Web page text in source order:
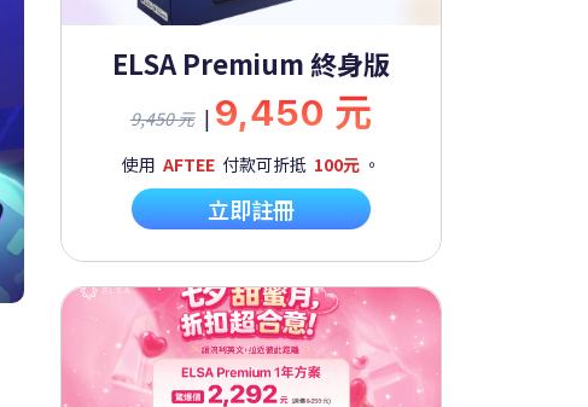
ELSA Premium 終身版
9,450 元 | 9,450 元
使用 AFTEE 付款可折抵 100元 。
立即註冊